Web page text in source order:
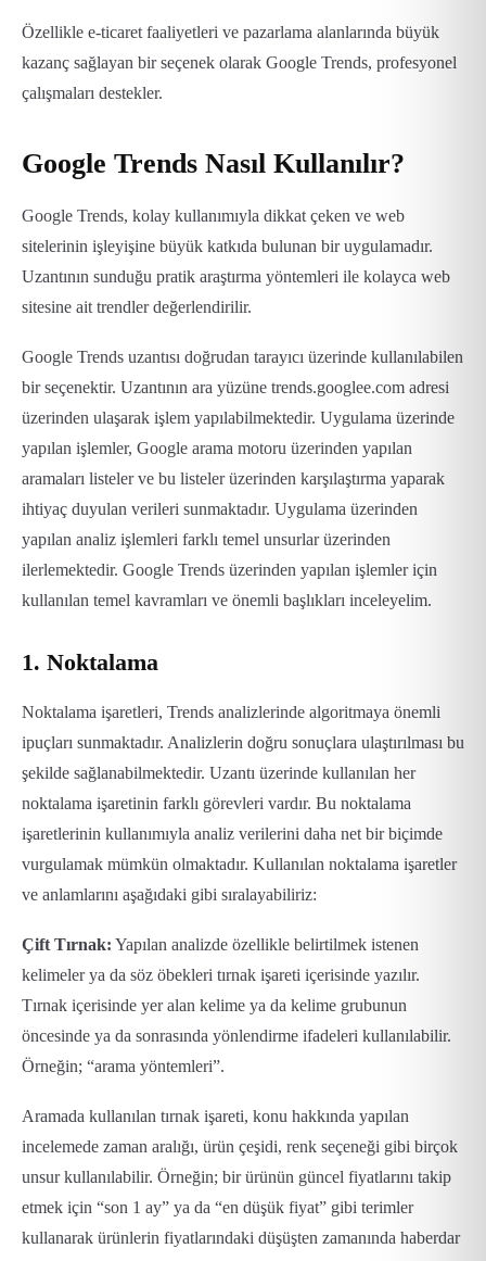
Özellikle e-ticaret faaliyetleri ve pazarlama alanlarında büyük
kazanç sağlayan bir seçenek olarak Google Trends, profesyonel
çalışmaları destekler.
Google Trends Nasıl Kullanılır?
Google Trends, kolay kullanımıyla dikkat çeken ve web
sitelerinin işleyişine büyük katkıda bulunan bir uygulamadır.
Uzantının sunduğu pratik araştırma yöntemleri ile kolayca web
sitesine ait trendler değerlendirilir.
Google Trends uzantısı doğrudan tarayıcı üzerinde kullanılabilen
bir seçenektir. Uzantının ara yüzüne trends.googlee.com adresi
üzerinden ulaşarak işlem yapılabilmektedir. Uygulama üzerinde
yapılan işlemler, Google arama motoru üzerinden yapılan
aramaları listeler ve bu listeler üzerinden karşılaştırma yaparak
ihtiyaç duyulan verileri sunmaktadır. Uygulama üzerinden
yapılan analiz işlemleri farklı temel unsurlar üzerinden
ilerlemektedir. Google Trends üzerinden yapılan işlemler için
kullanılan temel kavramları ve önemli başlıkları inceleyelim.
1. Noktalama
Noktalama işaretleri, Trends analizlerinde algoritmaya önemli
ipuçları sunmaktadır. Analizlerin doğru sonuçlara ulaştırılması bu
şekilde sağlanabilmektedir. Uzantı üzerinde kullanılan her
noktalama işaretinin farklı görevleri vardır. Bu noktalama
işaretlerinin kullanımıyla analiz verilerini daha net bir biçimde
vurgulamak mümkün olmaktadır. Kullanılan noktalama işaretler
ve anlamlarını aşağıdaki gibi sıralayabiliriz:
Çift Tırnak: Yapılan analizde özellikle belirtilmek istenen
kelimeler ya da söz öbekleri tırnak işareti içerisinde yazılır.
Tırnak içerisinde yer alan kelime ya da kelime grubunun
öncesinde ya da sonrasında yönlendirme ifadeleri kullanılabilir.
Örneğin; “arama yöntemleri”.
Aramada kullanılan tırnak işareti, konu hakkında yapılan
incelemede zaman aralığı, ürün çeşidi, renk seçeneği gibi birçok
unsur kullanılabilir. Örneğin; bir ürünün güncel fiyatlarını takip
etmek için “son 1 ay” ya da “en düşük fiyat” gibi terimler
kullanarak ürünlerin fiyatlarındaki düşüşten zamanında haberdar